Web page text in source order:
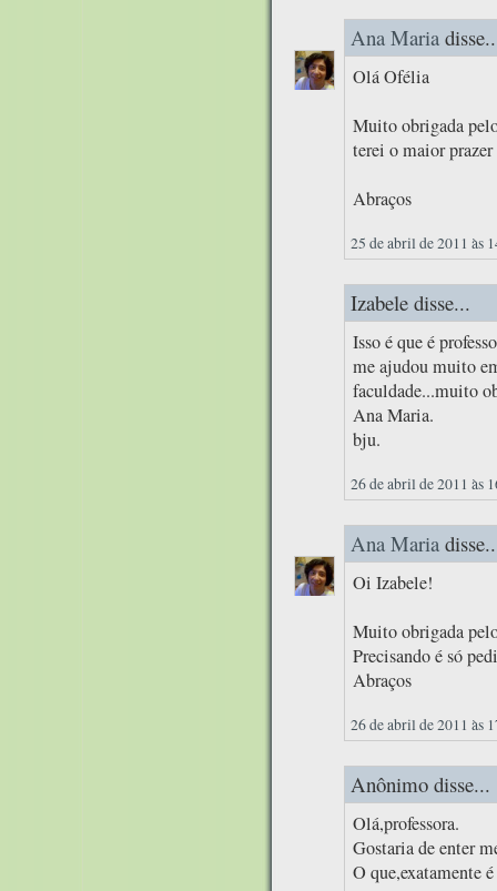
Ana Maria
Olá Ofélia
Muito obrigada
terei o maior
Abraços
25 de abril de 2011 às
Izabele disse...
Isso é que é
me ajudou muito
faculdade...muito
Ana Maria.
bju.
26 de abril de 2011 às
Ana Maria
Oi Izabele!
Muito obrigada
Precisando é só
Abraços
26 de abril de 2011 às
Anônimo disse...
Olá,professora.
Gostaria de enter
O que,exatamente